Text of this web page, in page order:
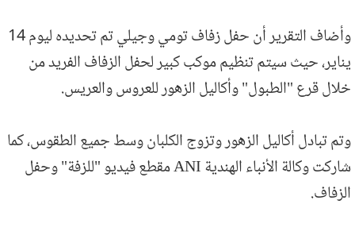
وأضاف التقرير أن حفل زفاف تومي وجيلي تم تحديده ليوم 14
يناير، حيث سيتم تنظيم موكب كبير لحفل الزفاف الفريد من
خلال قرع "الطبول" وأكاليل الزهور للعروس والعريس.
وتم تبادل أكاليل الزهور وتزوج الكلبان وسط جميع الطقوس، كما
شاركت وكالة الأنباء الهندية ANI مقطع فيديو "للزفة" وحفل
الزفاف.